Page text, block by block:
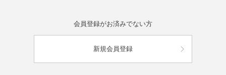
会員登録がお済みでない方
新規会員登録